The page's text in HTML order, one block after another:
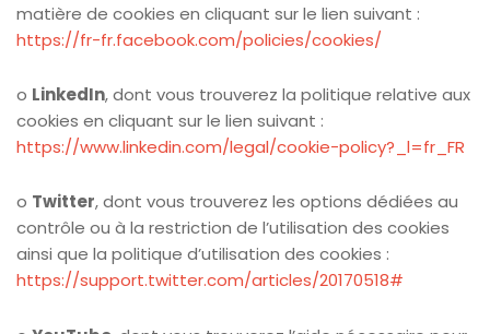
matière de cookies en cliquant sur le lien suivant :
https://fr-fr.facebook.com/policies/cookies/
o LinkedIn, dont vous trouverez la politique relative aux
cookies en cliquant sur le lien suivant :
https://www.linkedin.com/legal/cookie-policy?_l=fr_FR
o Twitter, dont vous trouverez les options dédiées au
contrôle ou à la restriction de l’utilisation des cookies
ainsi que la politique d’utilisation des cookies :
https://support.twitter.com/articles/20170518#